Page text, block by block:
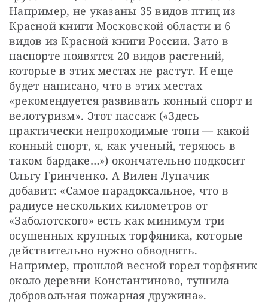
Например, не указаны 35 видов птиц из
Красной книги Московской области и 6
видов из Красной книги России. Зато в
паспорте появятся 20 видов растений,
которые в этих местах не растут. И еще
будет написано, что в этих местах
«рекомендуется развивать конный спорт и
велотуризм». Этот пассаж («Здесь
практически непроходимые топи — какой
конный спорт, я, как ученый, теряюсь в
таком бардаке…») окончательно подкосит
Ольгу Гринченко. А Вилен Лупачик
добавит: «Самое парадоксальное, что в
радиусе нескольких километров от
«Заболотского» есть как минимум три
осушенных крупных торфяника, которые
действительно нужно обводнять.
Например, прошлой весной горел торфяник
около деревни Константиново, тушила
добровольная пожарная дружина».